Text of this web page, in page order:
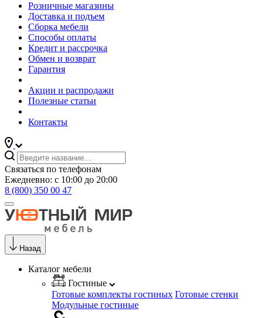
Розничные магазины
Доставка и подъем
Сборка мебели
Способы оплаты
Кредит и рассрочка
Обмен и возврат
Гарантия
Акции и распродажи
Полезные статьи
Контакты
Связаться по телефонам
Ежедневно: с 10:00 до 20:00
8 (800) 350 00 47
Назад
Каталог мебели
Гостиные
Готовые комплекты гостиных Готовые стенки
Модульные гостиные